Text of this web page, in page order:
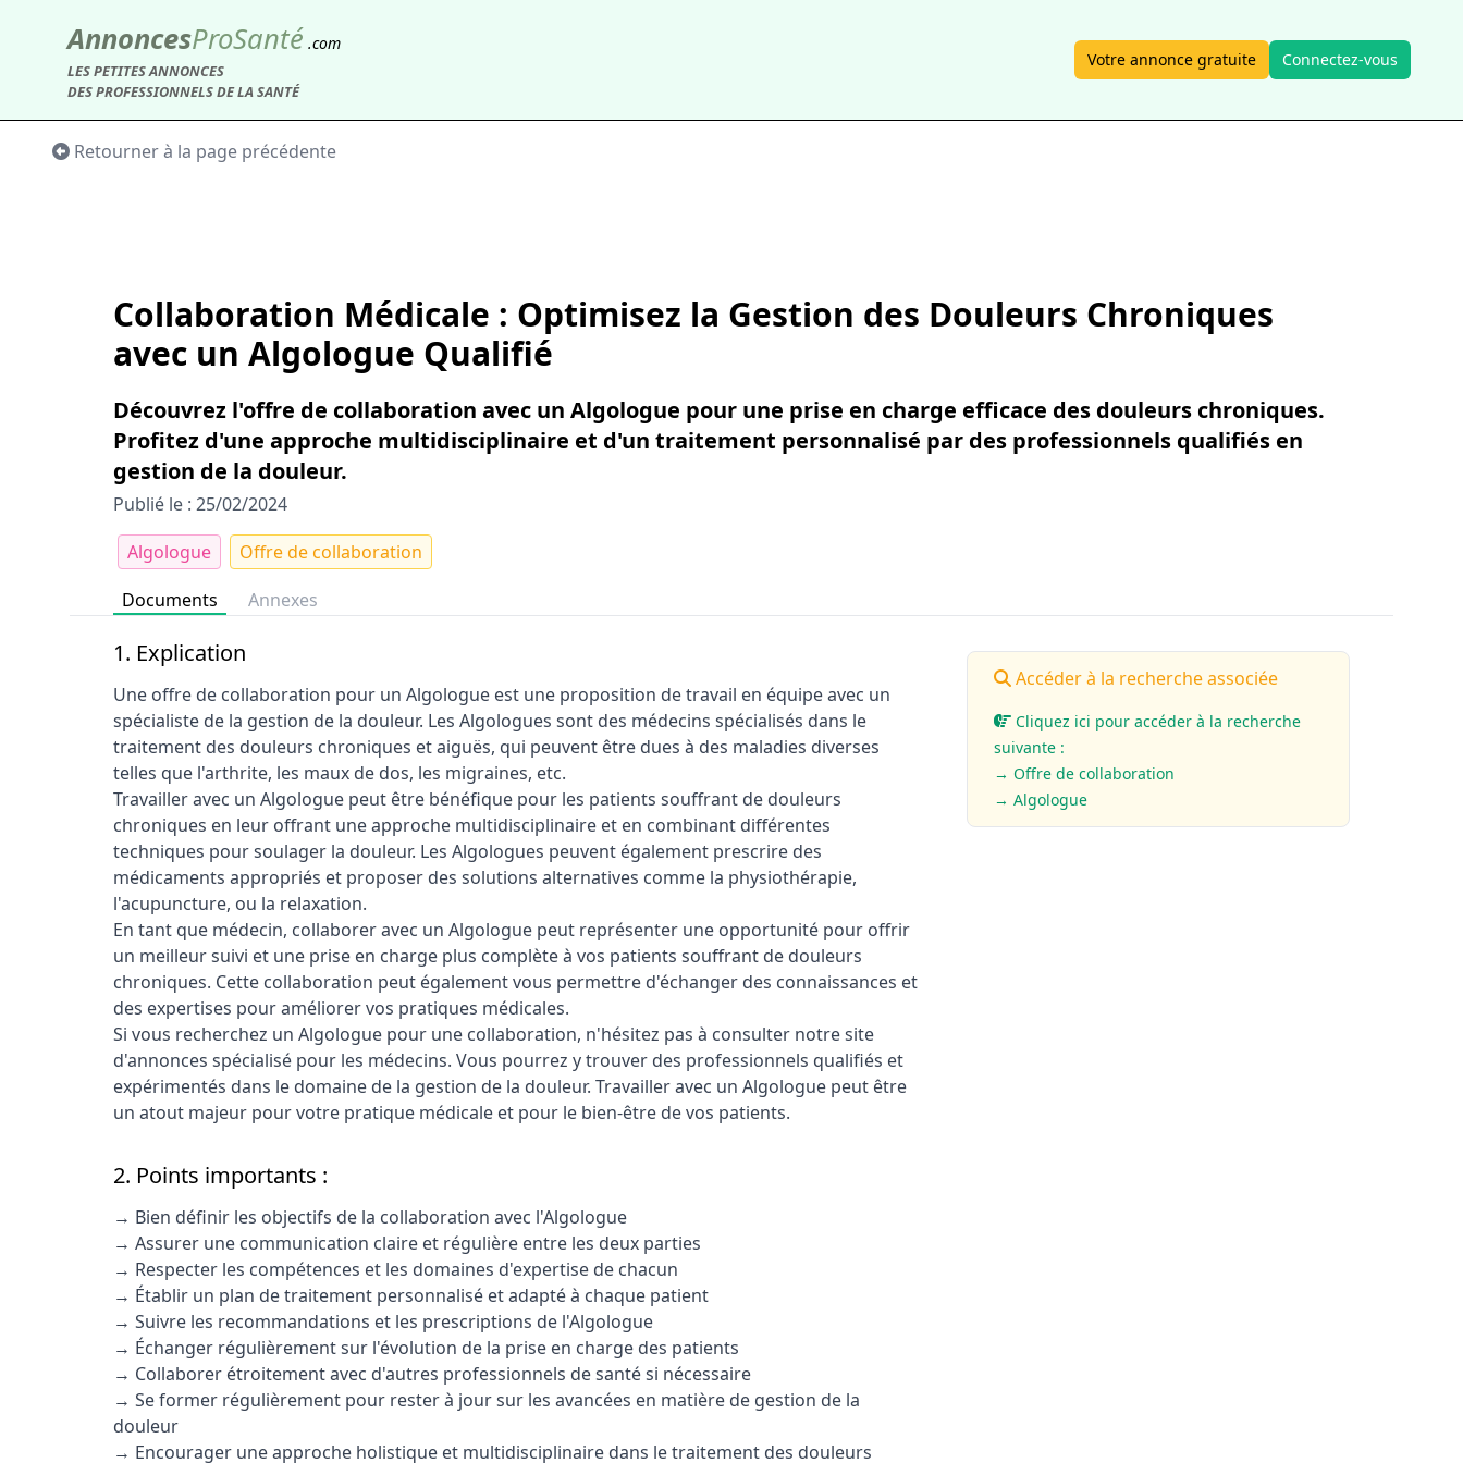
AnnoncesProSanté .com
LES PETITES ANNONCES
DES PROFESSIONNELS DE LA SANTÉ
Votre annonce gratuite Connectez-vous
Retourner à la page précédente
Collaboration Médicale : Optimisez la Gestion des Douleurs Chroniques
avec un Algologue Qualifié
Découvrez l'offre de collaboration avec un Algologue pour une prise en charge efficace des douleurs chroniques.
Profitez d'une approche multidisciplinaire et d'un traitement personnalisé par des professionnels qualifiés en
gestion de la douleur.
Publié le : 25/02/2024
Algologue
Offre de collaboration
Documents
Annexes
1. Explication
Une offre de collaboration pour un Algologue est une proposition de travail en équipe avec un
spécialiste de la gestion de la douleur. Les Algologues sont des médecins spécialisés dans le
traitement des douleurs chroniques et aiguës, qui peuvent être dues à des maladies diverses
telles que l'arthrite, les maux de dos, les migraines, etc.
Travailler avec un Algologue peut être bénéfique pour les patients souffrant de douleurs
chroniques en leur offrant une approche multidisciplinaire et en combinant différentes
techniques pour soulager la douleur. Les Algologues peuvent également prescrire des
médicaments appropriés et proposer des solutions alternatives comme la physiothérapie,
l'acupuncture, ou la relaxation.
En tant que médecin, collaborer avec un Algologue peut représenter une opportunité pour offrir
un meilleur suivi et une prise en charge plus complète à vos patients souffrant de douleurs
chroniques. Cette collaboration peut également vous permettre d'échanger des connaissances et
des expertises pour améliorer vos pratiques médicales.
Si vous recherchez un Algologue pour une collaboration, n'hésitez pas à consulter notre site
d'annonces spécialisé pour les médecins. Vous pourrez y trouver des professionnels qualifiés et
expérimentés dans le domaine de la gestion de la douleur. Travailler avec un Algologue peut être
un atout majeur pour votre pratique médicale et pour le bien-être de vos patients.
2. Points importants :
→ Bien définir les objectifs de la collaboration avec l'Algologue
→ Assurer une communication claire et régulière entre les deux parties
→ Respecter les compétences et les domaines d'expertise de chacun
→ Établir un plan de traitement personnalisé et adapté à chaque patient
→ Suivre les recommandations et les prescriptions de l'Algologue
→ Échanger régulièrement sur l'évolution de la prise en charge des patients
→ Collaborer étroitement avec d'autres professionnels de santé si nécessaire
→ Se former régulièrement pour rester à jour sur les avancées en matière de gestion de la
douleur
→ Encourager une approche holistique et multidisciplinaire dans le traitement des douleurs
Accéder à la recherche associée
Cliquez ici pour accéder à la recherche
suivante :
→ Offre de collaboration
→ Algologue